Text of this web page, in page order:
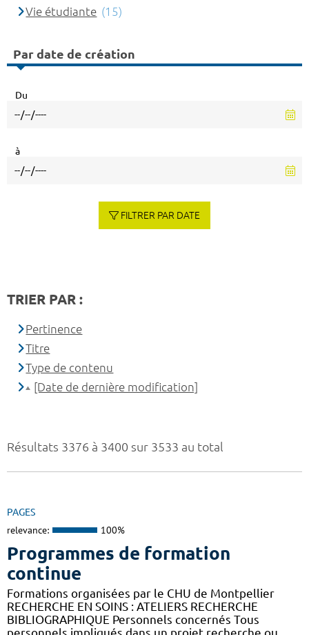
Résultats 3376 à 3400 sur 3533 au total
PAGES
relevance: 100%
Programmes de formation
continue
Formations organisées par le CHU de Montpellier
RECHERCHE EN SOINS : ATELIERS RECHERCHE
BIBLIOGRAPHIQUE Personnels concernés Tous
Vie étudiante (15)
Par date de création
Du
à
FILTRER PAR DATE
TRIER PAR :
Pertinence
Titre
Type de contenu
[Date de dernière modification]